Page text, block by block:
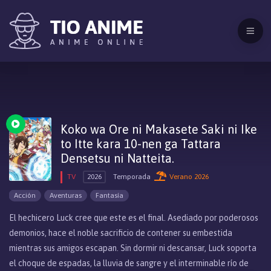
Koko wa Ore ni Makasete Saki ni Ike
to Itte kara 10-nen ga Tattara
Densetsu ni Natteita.
TV 2026 Temporada Verano 2026
Acción Aventuras Fantasía
El hechicero Luck cree que este es el final. Asediado por poderosos
demonios, hace el noble sacrificio de contener su embestida
mientras sus amigos escapan. Sin dormir ni descansar, Luck soporta
el choque de espadas, la lluvia de sangre y el interminable río de